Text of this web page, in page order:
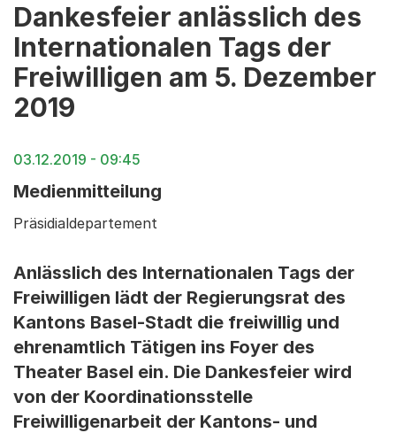
Dankesfeier anlässlich des
Internationalen Tags der
Freiwilligen am 5. Dezember
2019
03.12.2019 - 09:45
Medienmitteilung
Präsidialdepartement
Anlässlich des Internationalen Tags der
Freiwilligen lädt der Regierungsrat des
Kantons Basel-Stadt die freiwillig und
ehrenamtlich Tätigen ins Foyer des
Theater Basel ein. Die Dankesfeier wird
von der Koordinationsstelle
Freiwilligenarbeit der Kantons- und